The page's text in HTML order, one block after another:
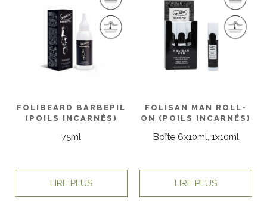
FOLIBEARD BARBEPIL
(POILS INCARNÉS)
75ml
LIRE PLUS
FOLISAN MAN ROLL-
ON (POILS INCARNÉS)
Boîte 6x10ml, 1x10ml
LIRE PLUS